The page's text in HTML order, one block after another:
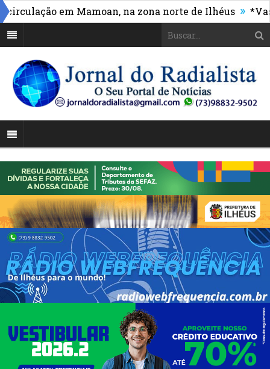
em Mamoan, na zona norte de Ilhéus » *Vasco